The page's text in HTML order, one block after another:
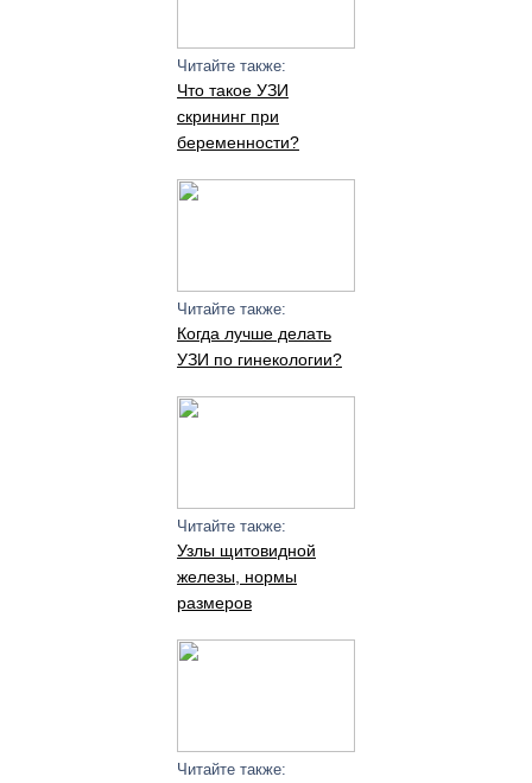
Читайте также:
Что такое УЗИ
скрининг при
беременности?
Читайте также:
Когда лучше делать
УЗИ по гинекологии?
Читайте также:
Узлы щитовидной
железы, нормы
размеров
Читайте также: